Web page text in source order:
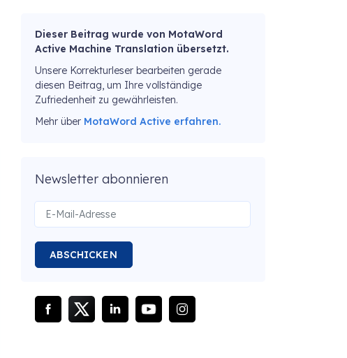
Dieser Beitrag wurde von MotaWord
Active Machine Translation übersetzt.
Unsere Korrekturleser bearbeiten gerade
diesen Beitrag, um Ihre vollständige
Zufriedenheit zu gewährleisten.
Mehr über MotaWord Active erfahren.
Newsletter abonnieren
ABSCHICKEN